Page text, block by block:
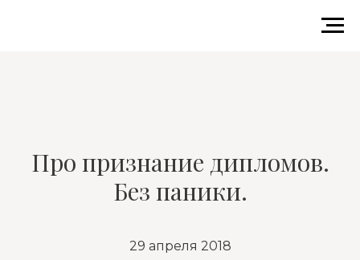
Про признание дипломов.
Без паники.
29 апреля 2018